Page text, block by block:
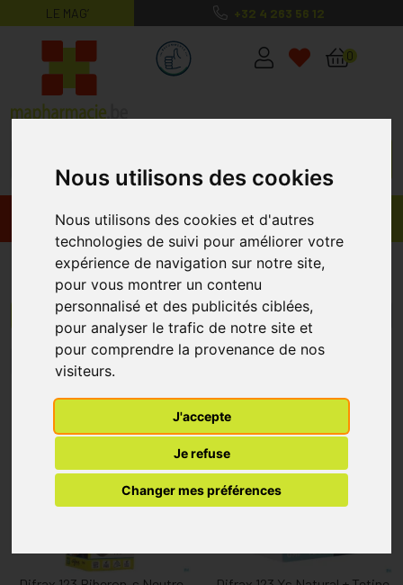
Nous utilisons des cookies
Nous utilisons des cookies et d'autres
technologies de suivi pour améliorer votre
expérience de navigation sur notre site,
pour vous montrer un contenu
personnalisé et des publicités ciblées,
pour analyser le trafic de notre site et
pour comprendre la provenance de nos
visiteurs.
J'accepte
Je refuse
Changer mes préférences
LE MAG’ +32 4 263 56 12
MaPharmacie.be ma santé, mes
0
Promos Produits
Difrax
Menu/Filtres